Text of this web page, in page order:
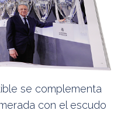
se complementa
con el escudo